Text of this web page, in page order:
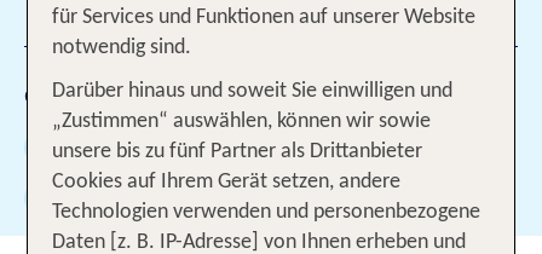
4 Filter hinzugefügt
Gewählte Filter:
ab 5 Sonnen
Gesamtbewertung mind. 4 (von 6)
Weiterempfehlung mind. 80%
für Services und Funktionen auf unserer Website
notwendig sind.
Darüber hinaus und soweit Sie einwilligen und
„Zustimmen“ auswählen, können wir sowie
unsere bis zu fünf Partner als Drittanbieter
Cookies auf Ihrem Gerät setzen, andere
Technologien verwenden und personenbezogene
Daten [z. B. IP-Adresse] von Ihnen erheben und